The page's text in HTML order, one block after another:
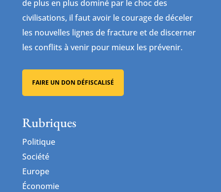
de plus en plus dominé par le choc des
civilisations, il faut avoir le courage de déceler
les nouvelles lignes de fracture et de discerner
les conflits à venir pour mieux les prévenir.
FAIRE UN DON DÉFISCALISÉ
Rubriques
Politique
Société
Europe
Économie